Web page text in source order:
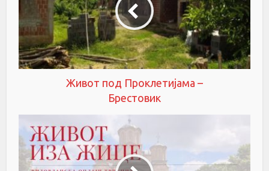
Живот под Проклетијама –
Брестовик